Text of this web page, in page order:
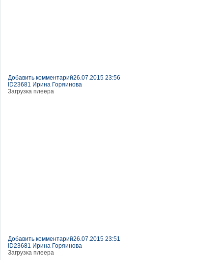
Добавить комментарий26.07.2015 23:56
ID23681 Ирина Горяинова
Загрузка плеера
Добавить комментарий26.07.2015 23:51
ID23681 Ирина Горяинова
Загрузка плеера